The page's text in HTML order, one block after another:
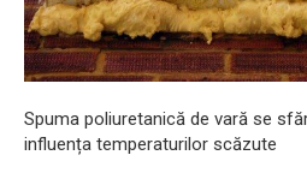
Spuma poliuretanică de vară se
influența temperaturilor scăzute